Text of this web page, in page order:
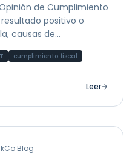
de Cumplimiento
positivo o
causas de
cumplimiento fiscal
Leer
Blog